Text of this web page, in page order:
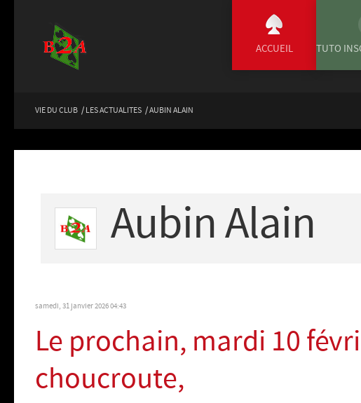
ACCUEIL TUTO
VIE DU CLUB / LES ACTUALITES /AUBIN ALAIN
Aubin Alain
samedi, 31 janvier 2026 04:43
Le prochain, mardi 10
choucroute,